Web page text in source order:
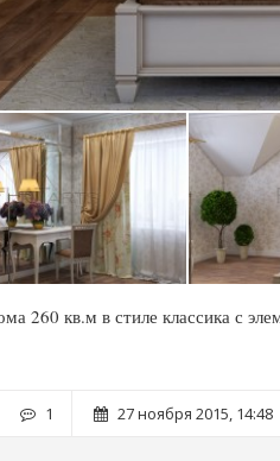
260 кв.м в стиле классика с
1 27 ноября 2015, 14:48